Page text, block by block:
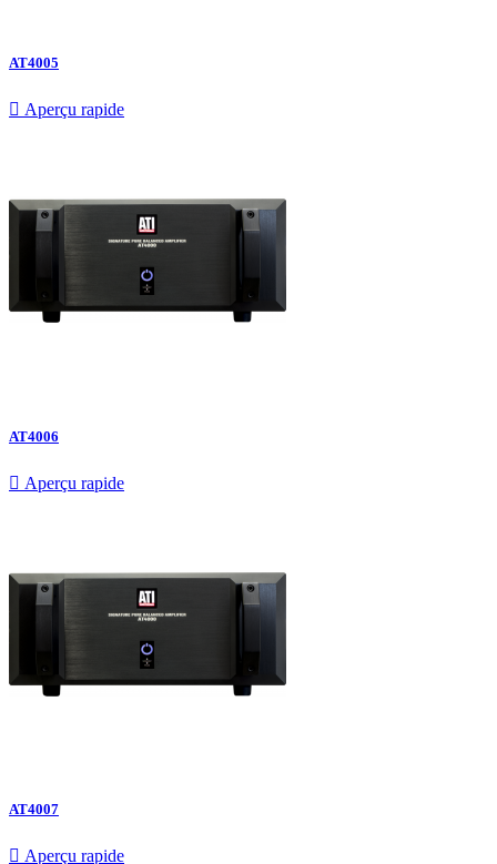
AT4005
 Aperçu rapide
AT4006
 Aperçu rapide
AT4007
 Aperçu rapide